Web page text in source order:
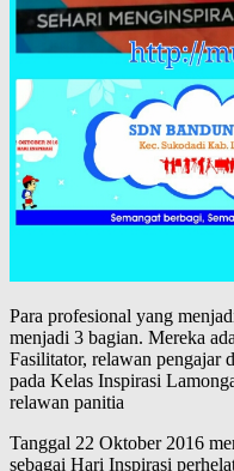
Para profesional yang
menjadi 3 bagian. Mereka
Fasilitator, relawan pengajar
pada Kelas Inspirasi
relawan panitia
Tanggal 22 Oktober 2016
sebagai Hari Inspirasi